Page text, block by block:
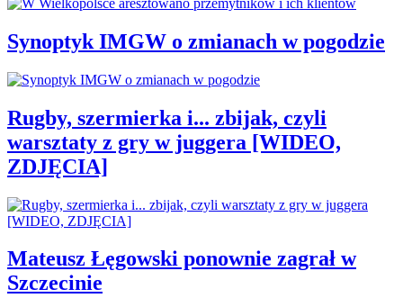
Synoptyk IMGW o zmianach w pogodzie
Rugby, szermierka i... zbijak, czyli
warsztaty z gry w juggera [WIDEO,
ZDJĘCIA]
Mateusz Łęgowski ponownie zagrał w
Szczecinie